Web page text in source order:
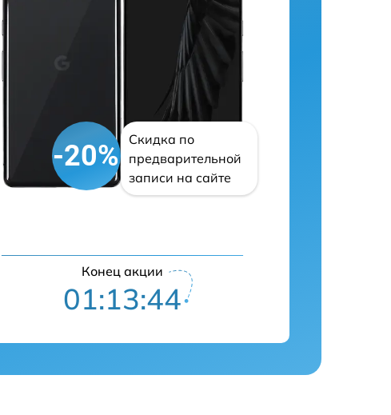
-20%
Скидка по
предварительной
записи на сайте
Конец акции
01:13:43